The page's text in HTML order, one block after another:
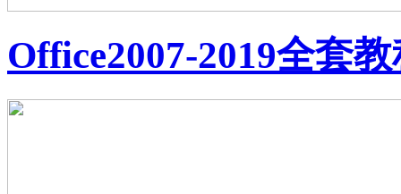
Office2007-2019全套